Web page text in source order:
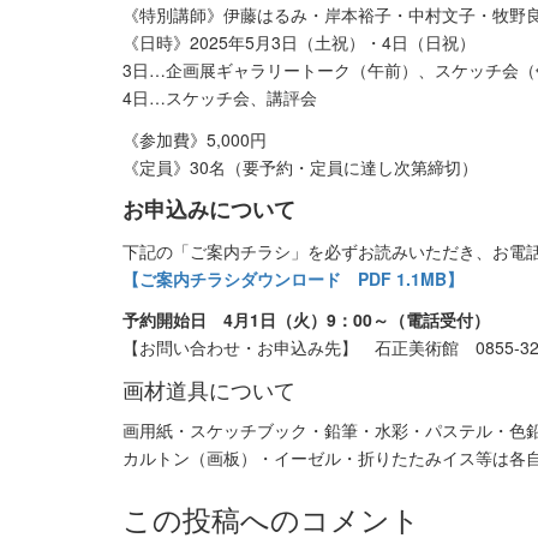
《特別講師》伊藤はるみ・岸本裕子・中村文子・牧
《日時》2025年5月3日（土祝）・4日（日祝）
3日…企画展ギャラリートーク（午前）、スケッチ会
4日…スケッチ会、講評会
《参加費》5,000円
《定員》30名（要予約・定員に達し次第締切）
お申込みについて
下記の「ご案内チラシ」を必ずお読みいただき、お電
【ご案内チラシダウンロード PDF 1.1MB】
予約開始日 4月1日（火）9：00～（電話受付）
【お問い合わせ・お申込み先】 石正美術館 0855-
画材道具について
画用紙・スケッチブック・鉛筆・水彩・パステル・
カルトン（画板）・イーゼル・折りたたみイス等は各
この投稿へのコメント